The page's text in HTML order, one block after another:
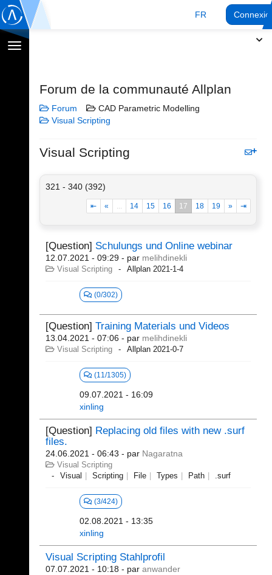
FR
Afficher
Forum de la communauté Allplan
Forum
CAD Parametric Modelling
Visual Scripting
Visual Scripting
321 - 340 (392)
⇤ « ... 14 15 16 17 18 19 » ⇥
[Question] Schulungs und Online webinar
12.07.2021 - 09:29 - par melihdinekli
Visual Scripting Allplan 2021-1-4
(0/302)
[Question] Training Materials und Videos
13.04.2021 - 07:06 - par melihdinekli
Visual Scripting Allplan 2021-0-7
(11/1305)
09.07.2021 - 16:09
xinling
[Question] Replacing old files with new .surf
files.
24.06.2021 - 06:43 - par Nagaratna
Visual Scripting
Visual
Scripting File Types Path .surf
(3/424)
02.08.2021 - 13:35
xinling
Visual Scripting Stahlprofil
07.07.2021 - 10:18 - par anwander